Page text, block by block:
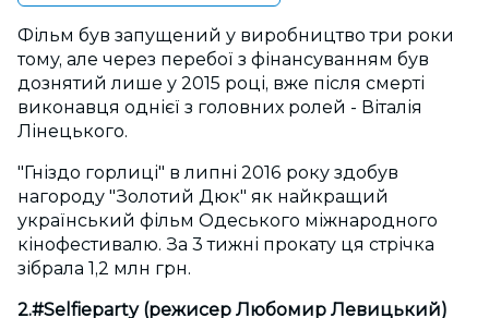
Фільм був запущений у виробництво три роки
тому, але через перебої з фінансуванням був
дознятий лише у 2015 році, вже після смерті
виконавця однієї з головних ролей - Віталія
Лінецького.
"Гніздо горлиці" в липні 2016 року здобув
нагороду "Золотий Дюк" як найкращий
український фільм Одеського міжнародного
кінофестивалю. За 3 тижні прокату ця стрічка
зібрала 1,2 млн грн.
2.#Selfieparty (режисер Любомир Левицький)